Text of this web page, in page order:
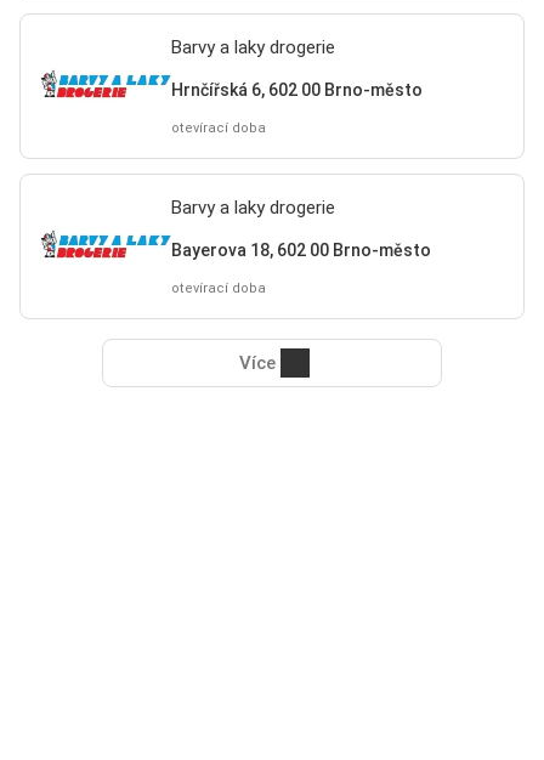
Barvy a laky drogerie
Hrnčířská 6, 602 00 Brno-město
otevírací doba
Barvy a laky drogerie
Bayerova 18, 602 00 Brno-město
otevírací doba
Více